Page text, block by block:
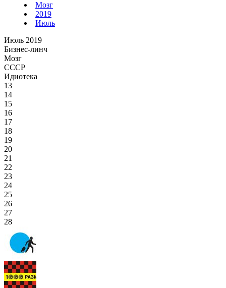
Мозг
2019
Июль
Июль 2019
Бизнес-линч
Мозг
СССР
Идиотека
13
14
15
16
17
18
19
20
21
22
23
24
25
26
27
28